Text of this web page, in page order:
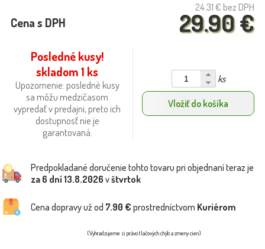
24.31 € bez DPH
29.90 €
Cena s DPH
Posledné kusy!
skladom 1 ks
Upozornenie: posledné kusy
sa môžu medzičasom
vypredať v predajni, preto ich
dostupnosť nie je
garantovaná.
ks
Vložiť do košíka
Predpokladané doručenie tohto tovaru pri objednaní teraz je
za 6 dní13.8.2026 vštvrtok
Cena dopravy už od 7.90 € prostredníctvom Kuriérom
(Vyhradzujeme si právo tlačových chýb a zmeny cien)